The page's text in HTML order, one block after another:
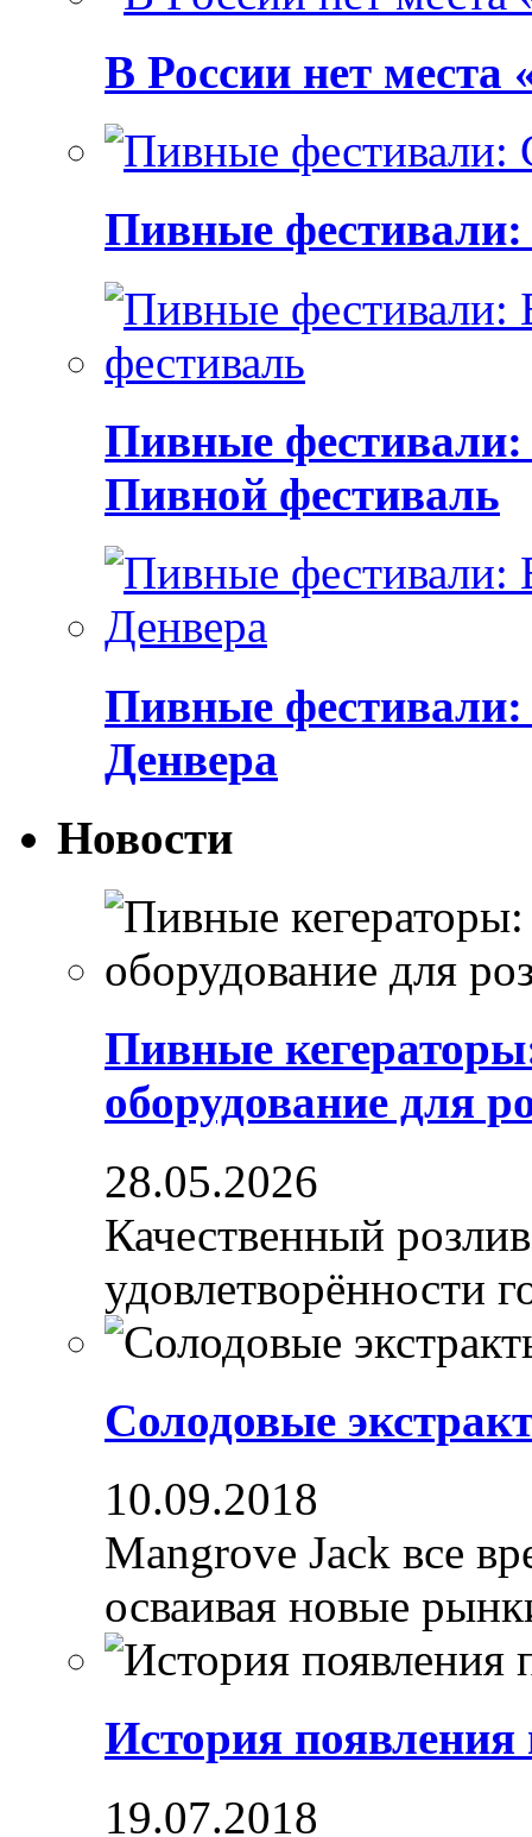
В России нет места
Пивные фестивали:
Пивные
Пивной фестиваль
Пивные фестивали:
Денвера
Новости
Пивные
оборудование для
28.05.2026
Качественный
удовлетворённости
Солодовые
10.09.2018
Mangrove Jack все
осваивая новые
История появления
19.07.2018